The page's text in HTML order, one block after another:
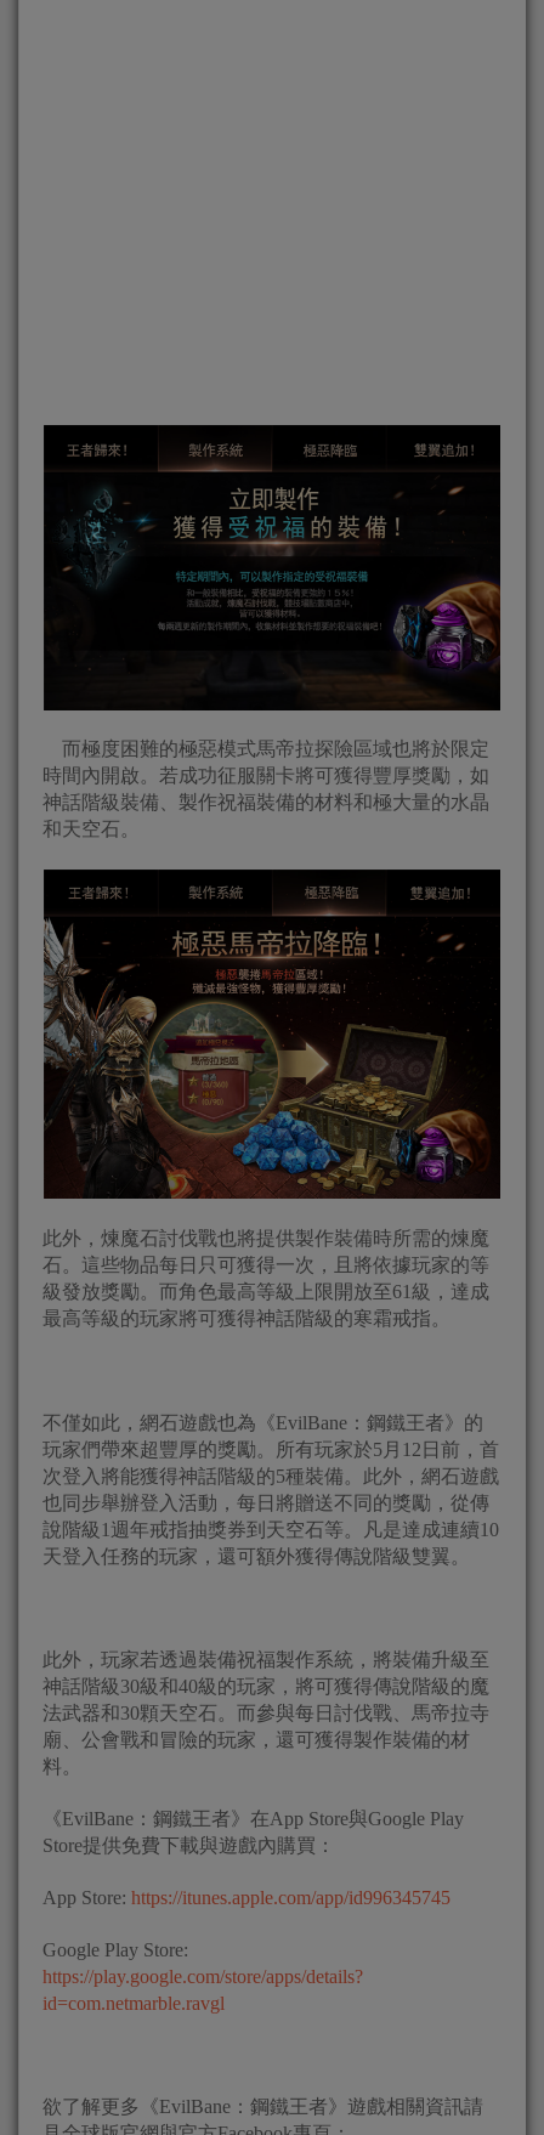
而極度困難的極惡模式馬帝拉探險區域也將於限定
時間內開啟。若成功征服關卡將可獲得豐厚獎勵，如
神話階級裝備、製作祝福裝備的材料和極大量的水晶
和天空石。
此外，煉魔石討伐戰也將提供製作裝備時所需的煉魔
石。這些物品每日只可獲得一次，且將依據玩家的等
級發放獎勵。而角色最高等級上限開放至61級，達成
最高等級的玩家將可獲得神話階級的寒霜戒指。
不僅如此，網石遊戲也為《EvilBane：鋼鐵王者》的
玩家們帶來超豐厚的獎勵。所有玩家於5月12日前，首
次登入將能獲得神話階級的5種裝備。此外，網石遊戲
也同步舉辦登入活動，每日將贈送不同的獎勵，從傳
說階級1週年戒指抽獎券到天空石等。凡是達成連續10
天登入任務的玩家，還可額外獲得傳說階級雙翼。
此外，玩家若透過裝備祝福製作系統，將裝備升級至
神話階級30級和40級的玩家，將可獲得傳說階級的魔
法武器和30顆天空石。而參與每日討伐戰、馬帝拉寺
廟、公會戰和冒險的玩家，還可獲得製作裝備的材
料。
《EvilBane：鋼鐵王者》在App Store與Google Play
Store提供免費下載與遊戲內購買：
App Store: https://itunes.apple.com/app/id996345745
Google Play Store:
https://play.google.com/store/apps/details?
id=com.netmarble.ravgl
欲了解更多《EvilBane：鋼鐵王者》遊戲相關資訊請